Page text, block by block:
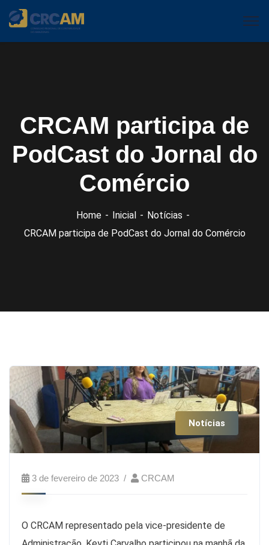
CRCAM participa de
PodCast do Jornal do
Comércio
Home Inicial
Notícias
CRCAM participa de PodCast do Jornal do Comércio
Notícias
3 de fevereiro de 2023 CRCAM
O CRCAM representado pela vice-presidente de